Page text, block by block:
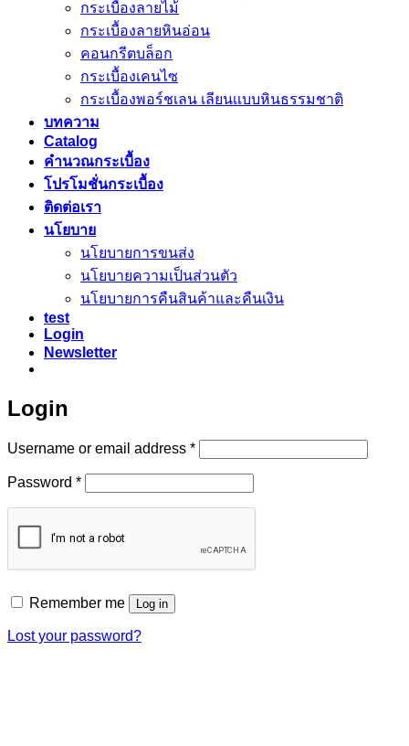
กระเบื้องลายไม้
กระเบื้องลายหินอ่อน
คอนกรีตบล็อก
กระเบื้องเคนไซ
กระเบื้องพอร์ชเลน เลียนเเบบหินธรรมชาติ
บทความ
Catalog
คำนวณกระเบื้อง
โปรโมชั่นกระเบื้อง
ติดต่อเรา
นโยบาย
นโยบายการขนส่ง
นโยบายความเป็นส่วนตัว
นโยบายการคืนสินค้าและคืนเงิน
test
Login
Newsletter
Login
Username or email address *Required
Password *Required
Remember me Log in
Lost your password?